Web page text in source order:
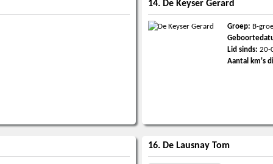
14. De Keyser Gerard
Groep: B-
Lid sinds: 20-
Aantal km's
16. De Lausnay Tom